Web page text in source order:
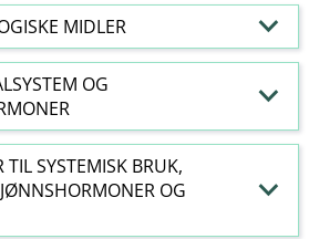
MIDLER
OG
SYSTEMISK BRUK,
OG